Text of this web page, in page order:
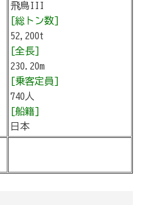
飛鳥III
[総トン数]
52,200t
[全長]
230.20m
[乗客定員]
740人
[船籍]
日本